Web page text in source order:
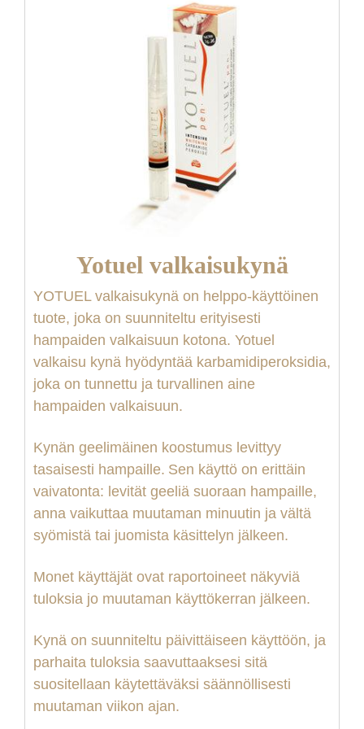
Yotuel valkaisukynä
YOTUEL valkaisukynä on helppo-käyttöinen
tuote, joka on suunniteltu erityisesti
hampaiden valkaisuun kotona. Yotuel
valkaisu kynä hyödyntää karbamidiperoksidia,
joka on tunnettu ja turvallinen aine
hampaiden valkaisuun.
Kynän geelimäinen koostumus levittyy
tasaisesti hampaill e. Sen käyttö on erittäin
vaivatonta: levität geeliä suoraan hampaille,
anna vaikuttaa muutaman minuutin ja vältä
syömistä tai juomista käsittelyn jälkeen.
Monet käyttäjät ovat raportoineet näkyviä
tuloksia jo muutaman käyttökerran jälkeen.
Kynä on suunniteltu päivittäiseen käyttöön, ja
parhaita tuloksia saavuttaaksesi sitä
suositellaan käytettäväksi säännöllisesti
muutaman viikon ajan.